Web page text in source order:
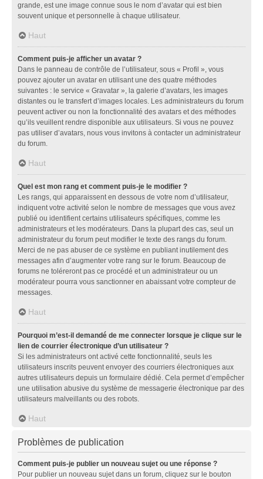
grande, est une image connue sous le nom d’avatar qui est bien
souvent unique et personnelle à chaque utilisateur.
Haut
Comment puis-je afficher un avatar ?
Dans le panneau de contrôle de l’utilisateur, sous « Profil », vous
pouvez ajouter un avatar en utilisant une des quatre méthodes
suivantes : le service « Gravatar », la galerie d’avatars, les images
distantes ou le transfert d’images locales. Les administrateurs du forum
peuvent activer ou non la fonctionnalité des avatars et des méthodes
qu’ils veuillent rendre disponible aux utilisateurs. Si vous ne pouvez
pas utiliser d’avatars, nous vous invitons à contacter un administrateur
du forum.
Haut
Quel est mon rang et comment puis-je le modifier ?
Les rangs, qui apparaissent en dessous de votre nom d’utilisateur,
indiquent votre activité selon le nombre de messages que vous avez
publié ou identifient certains utilisateurs spécifiques, comme les
administrateurs et les modérateurs. Dans la plupart des cas, seul un
administrateur du forum peut modifier le texte des rangs du forum.
Merci de ne pas abuser de ce système en publiant inutilement des
messages afin d’augmenter votre rang sur le forum. Beaucoup de
forums ne toléreront pas ce procédé et un administrateur ou un
modérateur pourra vous sanctionner en abaissant votre compteur de
messages.
Haut
Pourquoi m’est-il demandé de me connecter lorsque je clique sur le
lien de courrier électronique d’un utilisateur ?
Si les administrateurs ont activé cette fonctionnalité, seuls les
utilisateurs inscrits peuvent envoyer des courriers électroniques aux
autres utilisateurs depuis un formulaire dédié. Cela permet d’empêcher
une utilisation abusive du système de messagerie électronique par des
utilisateurs malveillants ou des robots.
Haut
Problèmes de publication
Comment puis-je publier un nouveau sujet ou une réponse ?
Pour publier un nouveau sujet dans un forum, cliquez sur le bouton